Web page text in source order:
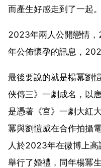
而產生好感走到了一起。
2023年兩人公開戀情
年公佈懷孕的訊息，
最後要說的就是楊冪劉
俠傳三》一劇成名，以
是憑著《宮》一劇大紅
冪與劉愷威在合作拍攝
人於2023年在微博上
舉行了婚禮，同年楊冪